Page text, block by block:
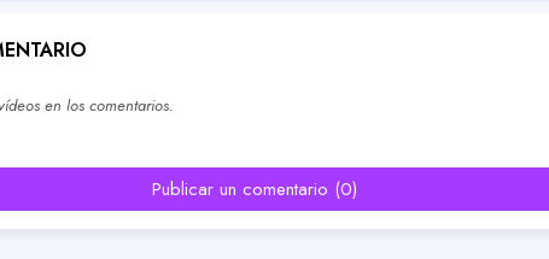
en los comentarios.
Publicar un comentario (0)